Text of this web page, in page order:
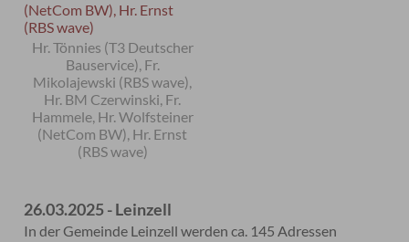
Hr. Tönnies (T3 Deutscher
Bauservice), Fr.
Mikolajewski (RBS wave),
Hr. BM Czerwinski, Fr.
Hammele, Hr. Wolfsteiner
(NetCom BW), Hr. Ernst
(RBS wave)
26.03.2025 - Leinzell
In der Gemeinde Leinzell werden ca. 145 Adressen